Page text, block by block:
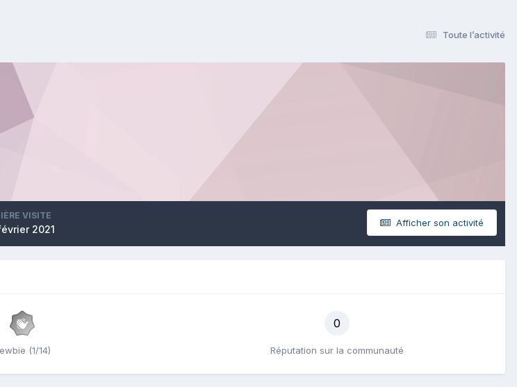
Toute l’activité
Afficher son activité
VISITE
2021
(1/14)
0
Réputation sur la communauté